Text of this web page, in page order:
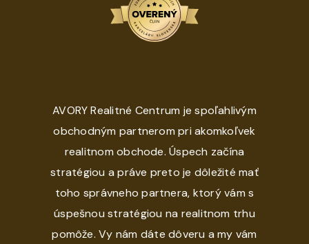
AVORY Realitné Centrum je spoľahlivým
obchodným partnerom pri akomkoľvek
realitnom obchode. Úspech začína
stratégiou a práve preto je dôležité mať
toho správneho partnera, ktorý vám s
úspešnou stratégiou na realitnom trhu
pomôže. Vy nám dáte dôveru a my vám